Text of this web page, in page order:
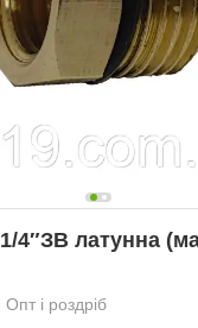
4″ЗВ латунна
Опт і роздріб